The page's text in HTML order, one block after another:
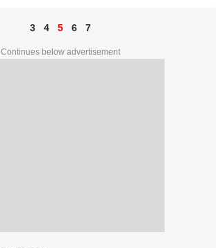
3 4 5 6 7
Continues below advertisement